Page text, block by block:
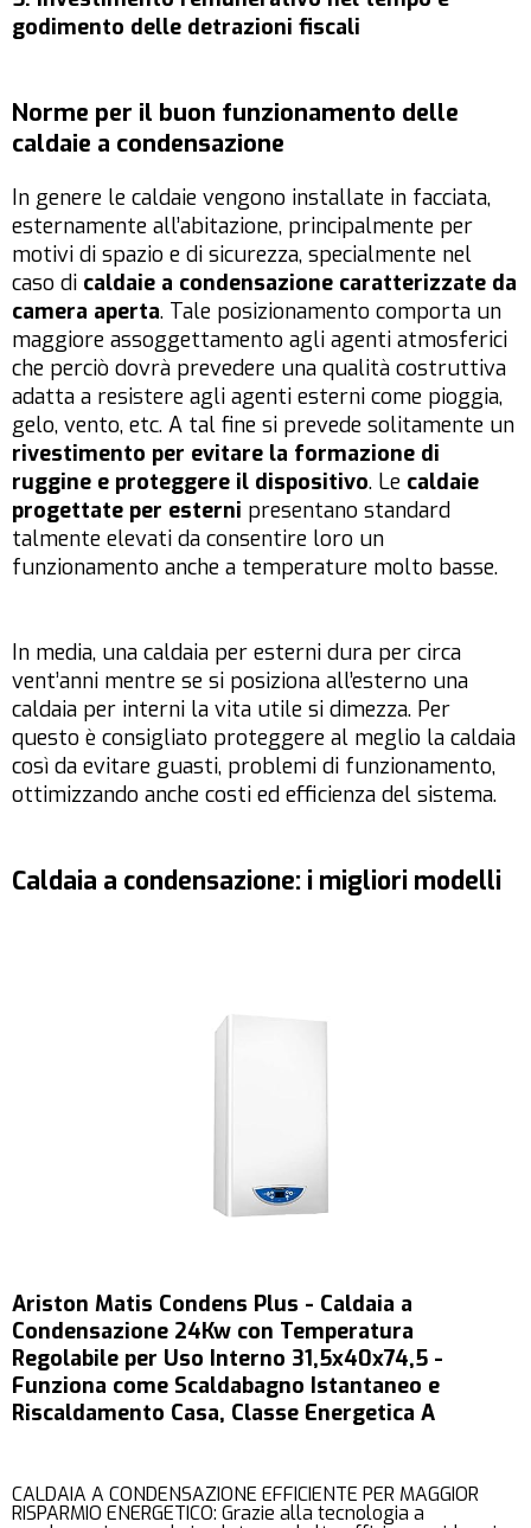
godimento delle detrazioni fiscali
Norme per il buon funzionamento delle
caldaie a condensazione
In genere le caldaie vengono installate in facciata,
esternamente all’abitazione, principalmente per
motivi di spazio e di sicurezza, specialmente nel
caso di caldaie a condensazione caratterizzate da
camera aperta. Tale posizionamento comporta un
maggiore assoggettamento agli agenti atmosferici
che perciò dovrà prevedere una qualità costruttiva
adatta a resistere agli agenti esterni come pioggia,
gelo, vento, etc. A tal fine si prevede solitamente un
rivestimento per evitare la formazione di
ruggine e proteggere il dispositivo. Le caldaie
progettate per esterni presentano standard
talmente elevati da consentire loro un
funzionamento anche a temperature molto basse.
In media, una caldaia per esterni dura per circa
vent’anni mentre se si posiziona all’esterno una
caldaia per interni la vita utile si dimezza. Per
questo è consigliato proteggere al meglio la caldaia
così da evitare guasti, problemi di funzionamento,
ottimizzando anche costi ed efficienza del sistema.
Caldaia a condensazione: i migliori modelli
Ariston Matis Condens Plus - Caldaia a
Condensazione 24Kw con Temperatura
Regolabile per Uso Interno 31,5x40x74,5 -
Funziona come Scaldabagno Istantaneo e
Riscaldamento Casa, Classe Energetica A
CALDAIA A CONDENSAZIONE EFFICIENTE PER MAGGIOR
RISPARMIO ENERGETICO: Grazie alla tecnologia a